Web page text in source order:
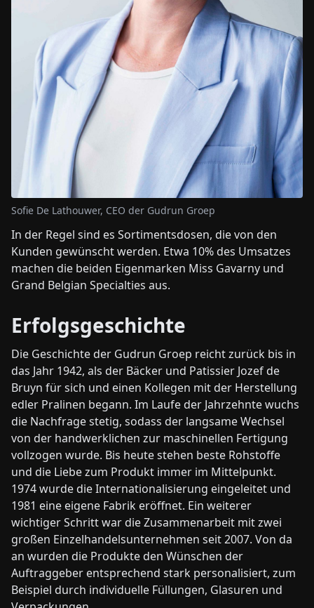
Sofie De Lathouwer, CEO der Gudrun Groep
In der Regel sind es Sortimentsdosen, die von den
Kunden gewünscht werden. Etwa 10% des Umsatzes
machen die beiden Eigenmarken Miss Gavarny und
Grand Belgian Specialties aus.
Erfolgsgeschichte
Die Geschichte der Gudrun Groep reicht zurück bis in
das Jahr 1942, als der Bäcker und Patissier Jozef de
Bruyn für sich und einen Kollegen mit der Herstellung
edler Pralinen begann. Im Laufe der Jahrzehnte wuchs
die Nachfrage stetig, sodass der langsame Wechsel
von der handwerklichen zur maschinellen Fertigung
vollzogen wurde. Bis heute stehen beste Rohstoffe
und die Liebe zum Produkt immer im Mittelpunkt.
1974 wurde die Internationalisierung eingeleitet und
1981 eine eigene Fabrik eröffnet. Ein weiterer
wichtiger Schritt war die Zusammenarbeit mit zwei
großen Einzelhandelsunternehmen seit 2007. Von da
an wurden die Produkte den Wünschen der
Auftraggeber entsprechend stark personalisiert, zum
Beispiel durch individuelle Füllungen, Glasuren und